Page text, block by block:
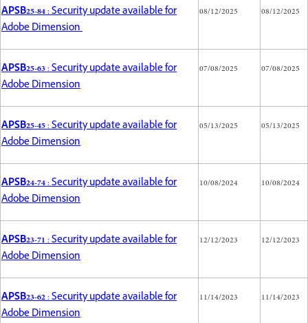
APSB25-84: Security update available for
Adobe Dimension
08/12/2025 08/12/2025
APSB25-63: Security update available for
Adobe Dimension
07/08/2025 07/08/2025
APSB25-45: Security update available for
Adobe Dimension
05/13/2025 05/13/2025
APSB24-74: Security update available for
Adobe Dimension
10/08/2024 10/08/2024
APSB23-71: Security update available for
Adobe Dimension
12/12/2023 12/12/2023
APSB23-62: Security update available for
Adobe Dimension
11/14/2023 11/14/2023